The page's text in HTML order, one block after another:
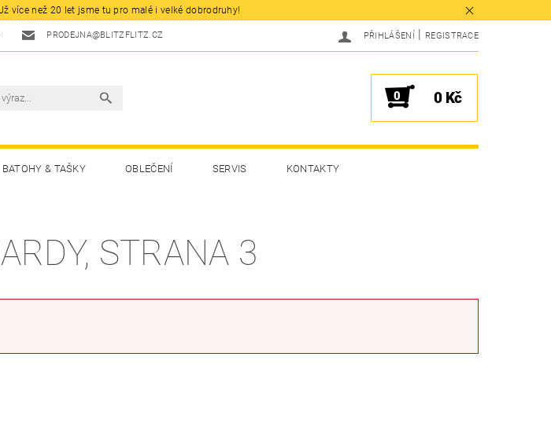
více než 20 let jsme tu pro malé i velké dobrodruhy!
PRODEJNA@BLITZFLITZ.CZ PŘIHLÁŠENÍ REGISTRACE
0 0 Kč
BATOHY & TAŠKY OBLEČENÍ SERVIS KONTAKTY
, STRANA 3